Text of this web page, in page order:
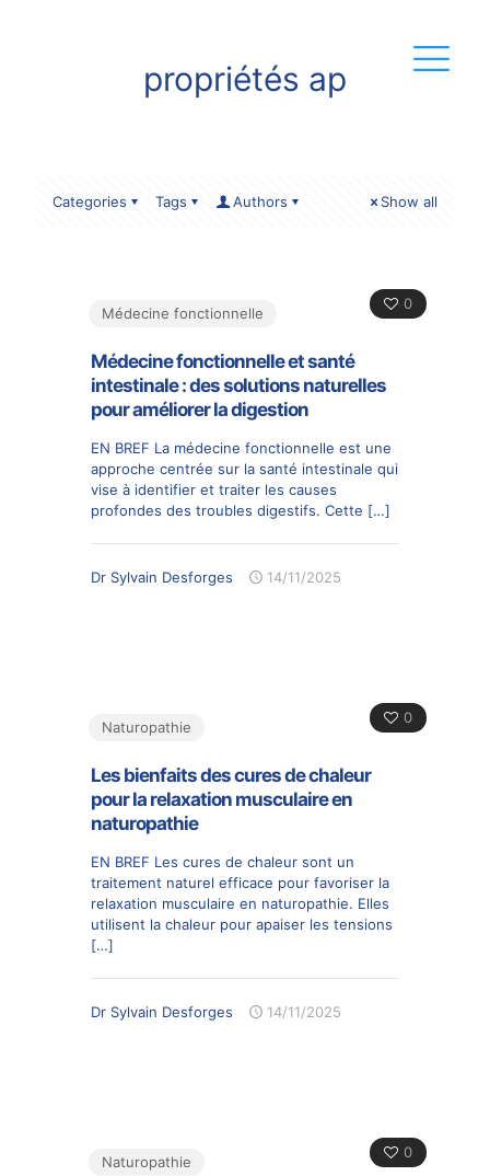
propriétés ap
Categories Tags Authors Show all
0
Médecine fonctionnelle
Médecine fonctionnelle et santé
intestinale : des solutions naturelles
pour améliorer la digestion
EN BREF La médecine fonctionnelle est une
approche centrée sur la santé intestinale qui
vise à identifier et traiter les causes
profondes des troubles digestifs. Cette […]
Dr Sylvain Desforges 14/11/2025
0
Naturopathie
Les bienfaits des cures de chaleur
pour la relaxation musculaire en
naturopathie
EN BREF Les cures de chaleur sont un
traitement naturel efficace pour favoriser la
relaxation musculaire en naturopathie. Elles
utilisent la chaleur pour apaiser les tensions
[…]
Dr Sylvain Desforges 14/11/2025
0
Naturopathie